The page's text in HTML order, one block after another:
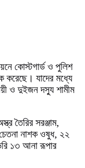
কোস্টগার্ড ও পুলিশ
করেছে। যাদের মধ্যে
ও দুইজন দস্যু শামীম
তৈরির সরঞ্জাম,
নাশক ওষুধ, ২২
১৩ আনা রূপার